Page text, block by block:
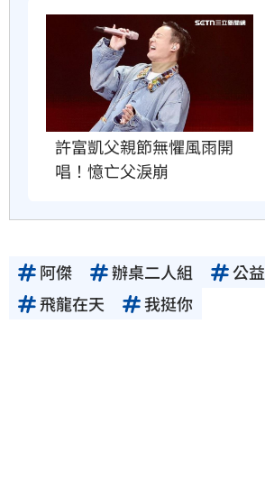
許富凱父親節無懼風雨開
唱！憶亡父淚崩
阿傑 辦桌二人組 公益
飛龍在天
我挺你